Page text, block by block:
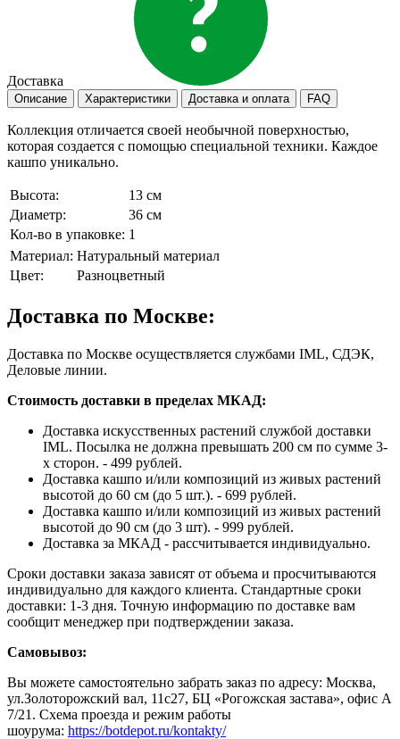
Доставка
Описание Характеристики Доставка и оплата FAQ
Коллекция отличается своей необычной поверхностью,
которая создается с помощью специальной техники. Каждое
кашпо уникально.
Высота:
13 см
Диаметр:
36 см
Кол-во в упаковке: 1
Материал: Натуральный материал
Цвет:
Разноцветный
Доставка по Москве:
Доставка по Москве осуществляется службами IML, СДЭК,
Деловые линии.
Стоимость доставки в пределах МКАД:
Доставка искусственных растений службой доставки
IML. Посылка не должна превышать 200 см по сумме 3-
х сторон. - 499 рублей.
Доставка кашпо и/или композиций из живых растений
высотой до 60 см (до 5 шт.). - 699 рублей.
Доставка кашпо и/или композиций из живых растений
высотой до 90 см (до 3 шт). - 999 рублей.
Доставка за МКАД - рассчитывается индивидуально.
Сроки доставки заказа зависят от объема и просчитываются
индивидуально для каждого клиента. Стандартные сроки
доставки: 1-3 дня. Точную информацию по доставке вам
сообщит менеджер при подтверждении заказа.
Самовывоз:
Вы можете самостоятельно забрать заказ по адресу: Москва,
ул.Золоторожский вал, 11с27, БЦ «Рогожская застава», офис А
7/21. Схема проезда и режим работы
шоурума: https://botdepot.ru/kontakty/